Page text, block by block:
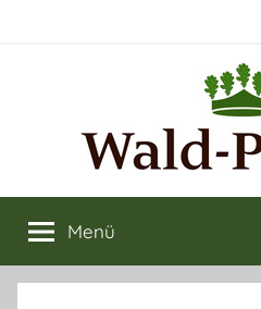
Nachhaltige
Wald
kaufen
verkaufen
Menü